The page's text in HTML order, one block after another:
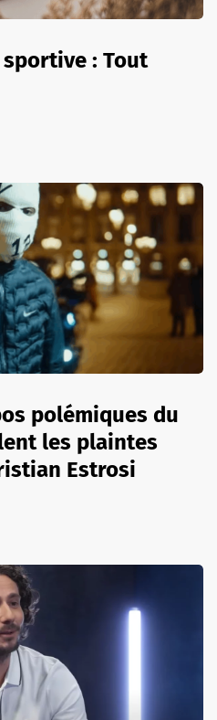
: Tout
polémiques du
les plaintes
Estrosi